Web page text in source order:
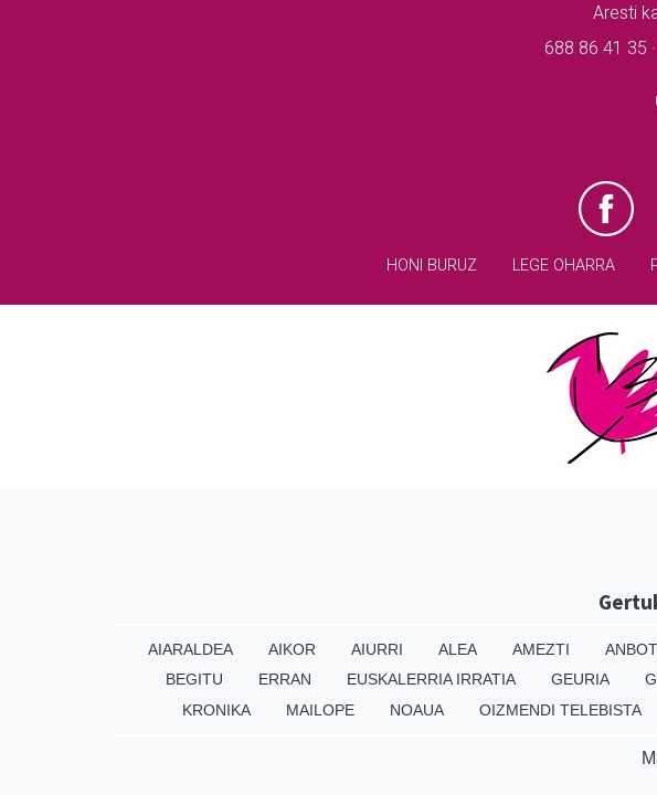
Aresti
688 86 41 35
HONI BURUZ LEGE OHARRA
AIARALDEA AIKOR AIURRI ALEA AMEZTI
BEGITU
ERRAN EUSKALERRIA IRRATIA GEURIA
KRONIKA
MAILOPE NOAUA OIZMENDI TELEBISTA